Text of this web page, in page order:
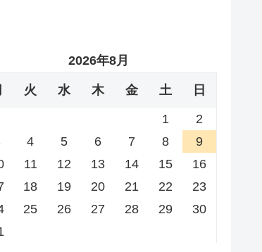
2026年8月
火 水 木 金 土 日
1
2
4 5 6 7 8
9
11 12 13 14 15
16
18 19 20 21 22
23
25 26 27 28 29
30